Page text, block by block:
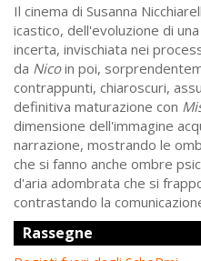
Il cinema di Susanna
icastico, dell'evoluzione di
incerta, invischiata nei
da Nicoin poi,
contrappunti, chiaroscuri,
definitiva maturazione con
dimensione dell'immagine
narrazione, mostrando le
che si fanno anche ombre
d'aria adombrata che si
contrastando la
Rassegne